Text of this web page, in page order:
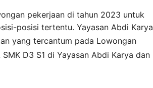
pekerjaan di tahun 2023 untuk
posisi tertentu. Yayasan Abdi Karya
yang tercantum pada Lowongan
D3 S1 di Yayasan Abdi Karya dan